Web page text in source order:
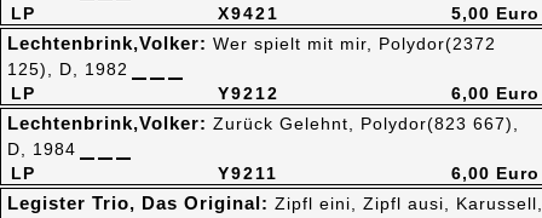
X9421
LP
5,00 Euro
Y9212
LP
Lechtenbrink,Volker: Wer spielt mit mir, Polydor(2372
125), D, 1982
6,00 Euro
Y9211
LP
Lechtenbrink,Volker: Zurück Gelehnt, Polydor(823 667),
D, 1984
6,00 Euro
Legister Trio, Das Original: Zipfl eini, Zipfl ausi, Karussell,